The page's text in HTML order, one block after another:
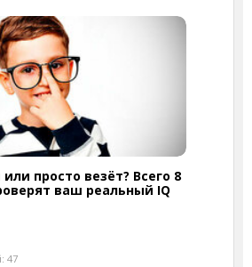
или просто везёт? Всего 8
ваш реальный IQ
47